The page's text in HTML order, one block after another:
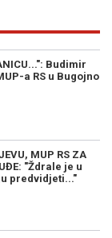
Budimir
a RS u Bugojno
MUP RS ZA
"Ždrale je u
predvidjeti..."